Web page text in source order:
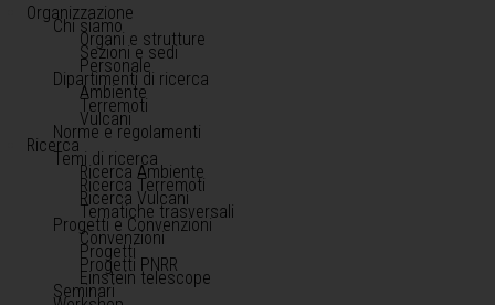
Organizzazione
Chi siamo
Organi e strutture
Sezioni e sedi
Personale
Dipartimenti di ricerca
Ambiente
Terremoti
Vulcani
Norme e regolamenti
Ricerca
Temi di ricerca
Ricerca Ambiente
Ricerca Terremoti
Ricerca Vulcani
Tematiche trasversali
Progetti e Convenzioni
Convenzioni
Progetti
Progetti PNRR
Einstein telescope
Seminari